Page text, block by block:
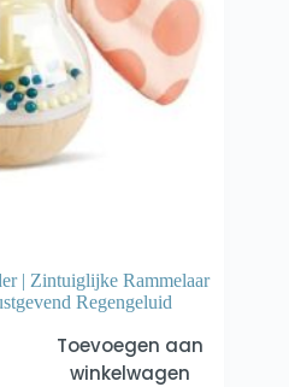
| Zintuiglijke Rammelaar
Regengeluid
Toevoegen aan
winkelwagen